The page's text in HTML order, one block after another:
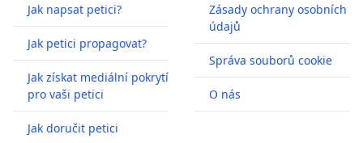
Jak napsat petici?
Jak petici propagovat?
Jak získat mediální pokrytí
pro vaši petici
Jak doručit petici
Zásady ochrany osobních
údajů
Správa souborů cookie
O nás